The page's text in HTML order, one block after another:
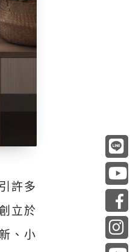
許多
立於
、小